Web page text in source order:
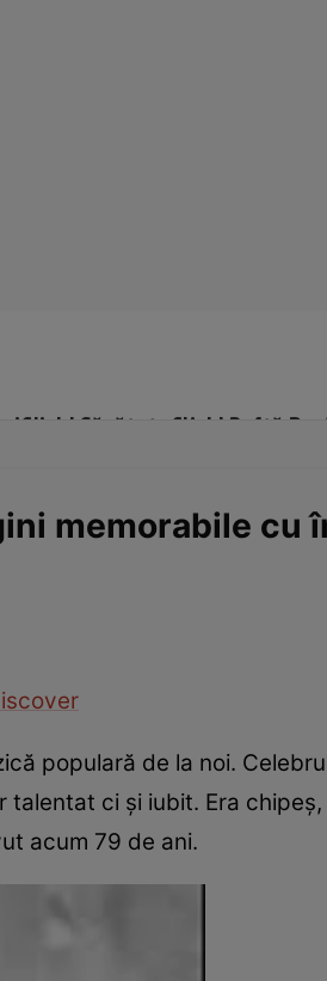
Click! Sănătate Click! Poftă
memorabile cu
populară de la noi.
ci și iubit. Era
acum 79 de ani.